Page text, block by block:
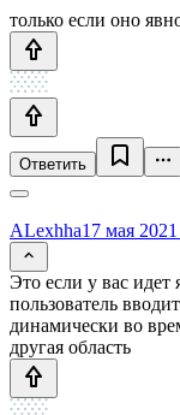
только если оно
Ответить
ALexhha17 мая
Это если у вас идет
пользователь
динамически во
другая область